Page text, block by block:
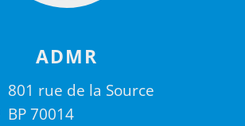
ADMR
801 rue de la Source
BP 70014